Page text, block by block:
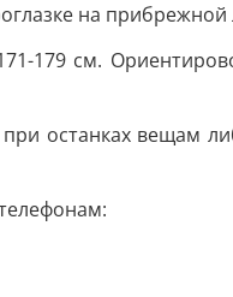
на прибрежной
179 см.
останках вещам